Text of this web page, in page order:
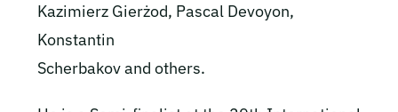
Kazimierz Gierżod, Pascal Devoyon,
Konstantin
Scherbakov and others.